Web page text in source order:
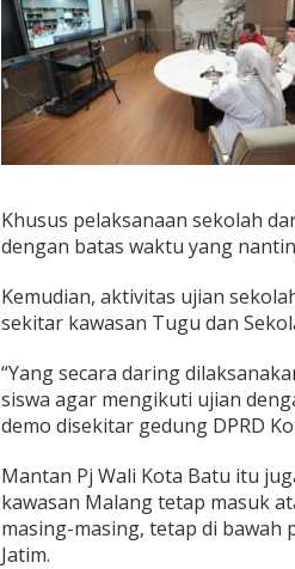
Khusus pelaksanaan sekolah
dengan batas waktu yang
Kemudian, aktivitas ujian
sekitar kawasan Tugu dan
“Yang secara daring
siswa agar mengikuti ujian
demo disekitar gedung DPRD
Mantan Pj Wali Kota Batu itu
kawasan Malang tetap masuk
masing-masing, tetap di bawah
Jatim.